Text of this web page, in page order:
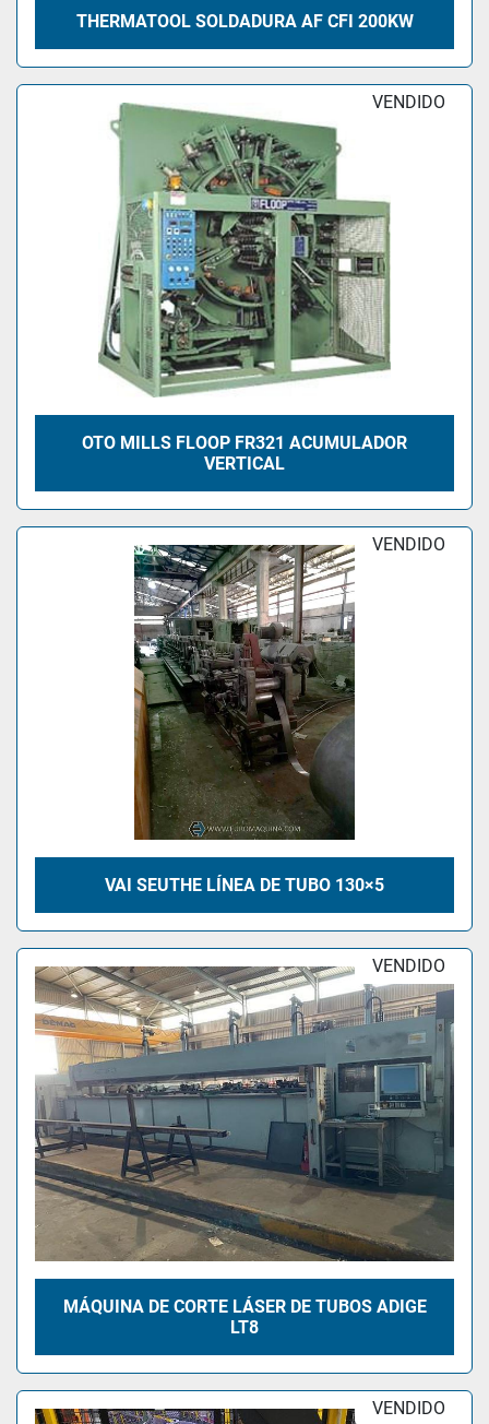
THERMATOOL SOLDADURA AF CFI 200KW
VENDIDO
OTO MILLS FLOOP FR321 ACUMULADOR
VERTICAL
VENDIDO
VAI SEUTHE LÍNEA DE TUBO 130×5
VENDIDO
MÁQUINA DE CORTE LÁSER DE TUBOS ADIGE
LT8
VENDIDO